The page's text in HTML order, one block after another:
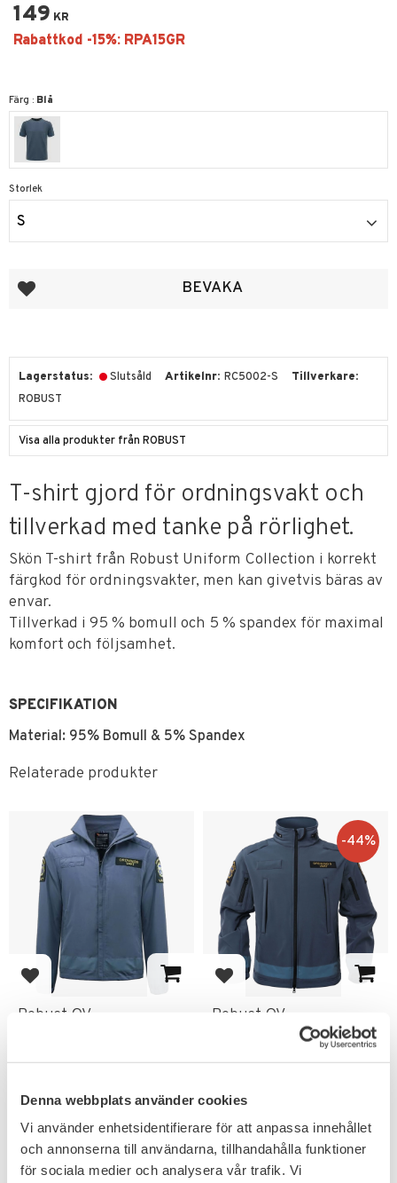
Denna webbplats använder cookies
Vi använder enhetsidentifierare för att anpassa innehållet
och annonserna till användarna, tillhandahålla funktioner
för sociala medier och analysera vår trafik. Vi
149 KR
Färg : Blå
Storlek
S
Lägg till i favoriter BEVAKA
Lagerstatus Slutsåld Artikelnr RC5002-S
Tillverkare
ROBUST
Visa alla produkter från ROBUST
T-shirt gjord för ordningsvakt och
tillverkad med tanke på rörlighet.
Skön T-shirt från Robust Uniform Collection i korrekt
färgkod för ordningsvakter, men kan givetvis bäras av
envar.
Tillverkad i 95 % bomull och 5 % spandex för maximal
komfort och följsamhet.
SPECIFIKATION
Material: 95% Bomull & 5% Spandex
Relaterade produkter
Lägg till i favoriter
Robust OV
1 099
Lägg till i favoriter
Robust OV
Softshelljacka
utomordentlig slittålighet
999
1 795KR
44%